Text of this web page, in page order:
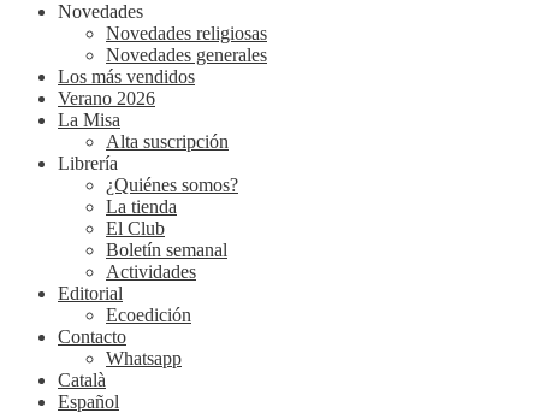
Novedades
Novedades religiosas
Novedades generales
Los más vendidos
Verano 2026
La Misa
Alta suscripción
Librería
¿Quiénes somos?
La tienda
El Club
Boletín semanal
Actividades
Editorial
Ecoedición
Contacto
Whatsapp
Català
Español